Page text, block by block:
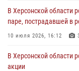
В Херсонской области
паре, пострадавшей в
10 июля 2026, 16:12
В Херсонской области
акции